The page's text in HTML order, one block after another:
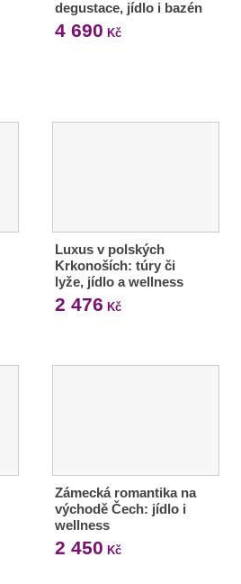
degustace, jídlo i bazén
4 690 Kč
Luxus v polských
Krkonoších: túry či
lyže, jídlo a wellness
2 476 Kč
Zámecká romantika na
východě Čech: jídlo i
wellness
2 450 Kč